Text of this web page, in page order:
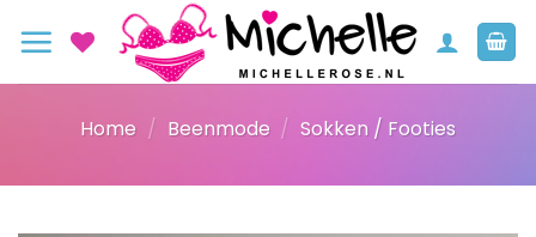
naar
Home / Beenmode / Sokken / Footies